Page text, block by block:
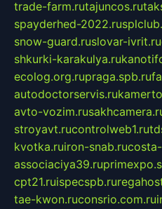
trade-farm.rutajuncos.ru
spayderhed-2022.ru
snow-guard.ruslovar-ivrit.ru
shkurki-karakulya.ru
ecolog.org.rupraga.spb.ru
autodoctorservis.ru
avto-vozim.ru
stroyavt.rucontrolweb1.ru
kvotka.ruiron-snab.ru
associaciya39.ru
cpt21.ruispecspb.ru
tae-kwon.ruconsrio.com.ru